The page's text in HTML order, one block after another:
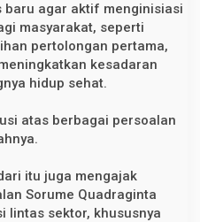
baru agar aktif menginisiasi
masyarakat, seperti
pertolongan pertama,
kesadaran
hidup sehat.
atas berbagai persoalan
itu juga mengajak
Sorume Quadraginta
lintas sektor, khususnya